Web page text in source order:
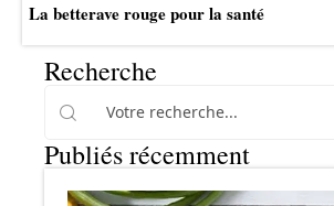
La betterave rouge pour la santé
Recherche
Publiés récemment